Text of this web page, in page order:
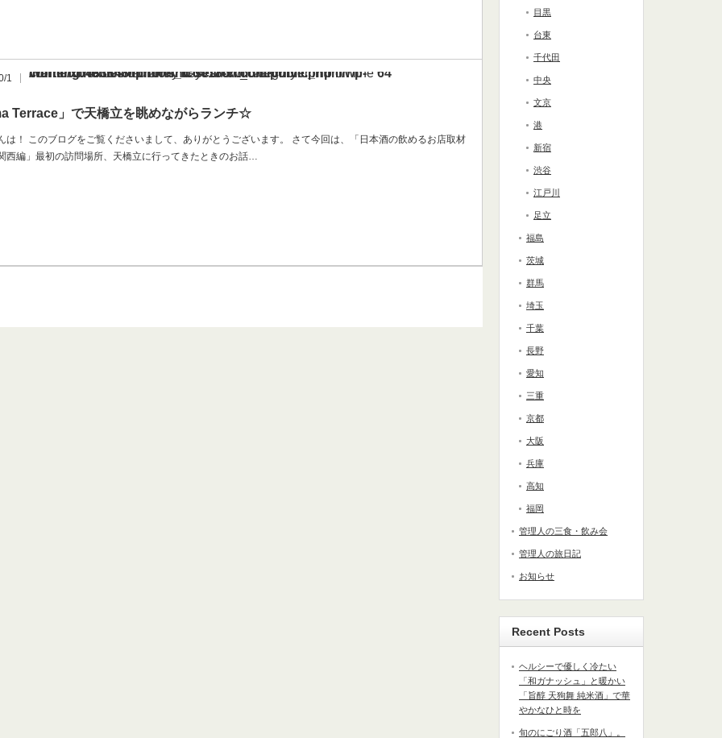
1 Warning: Undefined array key "show_category" in
/home/xb483848/nihonshu-search.com/public_html/wp-content/themes/opinion_tcd018-child/archive.phpon line 64
Terrace」で天橋立を眺めながらランチ☆
は！ このブログをご覧くださいまして、ありがとうございます。 さて今回は、「日本酒の飲めるお店取材
編」最初の訪問場所、天橋立に行ってきたときのお話…
目黒
台東
千代田
中央
文京
港
新宿
渋谷
江戸川
足立
福島
茨城
群馬
埼玉
千葉
長野
愛知
三重
京都
大阪
兵庫
高知
福岡
管理人の三食・飲み会
管理人の旅日記
お知らせ
Recent Posts
ヘルシーで優しく冷たい
「和ガナッシュ」と暖かい
「旨醇 天狗舞 純米酒」で華
やかなひと時を
旬のにごり酒「五郎八」。